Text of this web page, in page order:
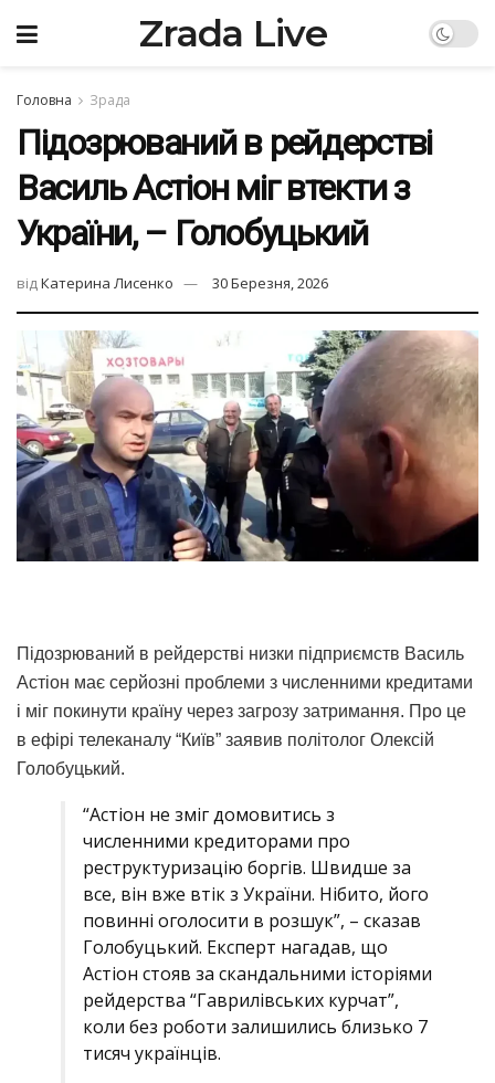
Zrada Live
Головна Зрада
Підозрюваний в рейдерстві
Василь Астіон міг втекти з
України, – Голобуцький
відКатерина Лисенко 30 Березня, 2026
Підозрюваний в рейдерстві низки підприємств Василь
Астіон має серйозні проблеми з численними кредитами
і міг покинути країну через загрозу затримання. Про це
в ефірі телеканалу “Київ” заявив політолог Олексій
Голобуцький.
“Астіон не зміг домовитись з
численними кредиторами про
реструктуризацію боргів. Швидше за
все, він вже втік з України. Нібито, його
повинні оголосити в розшук”, – сказав
Голобуцький. Експерт нагадав, що
Астіон стояв за скандальними історіями
рейдерства “Гаврилівських курчат”,
коли без роботи залишились близько 7
тисяч українців.